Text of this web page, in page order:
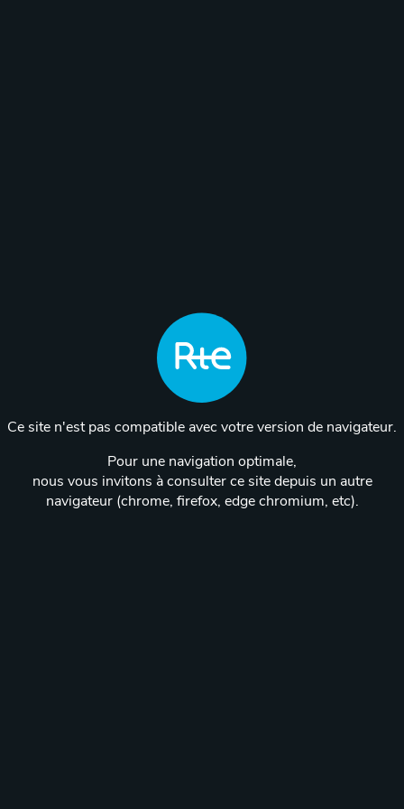
Ce site n'est pas compatible avec votre version de navigateur.
Pour une navigation optimale,
nous vous invitons à consulter ce site depuis un autre
navigateur (chrome, firefox, edge chromium, etc).